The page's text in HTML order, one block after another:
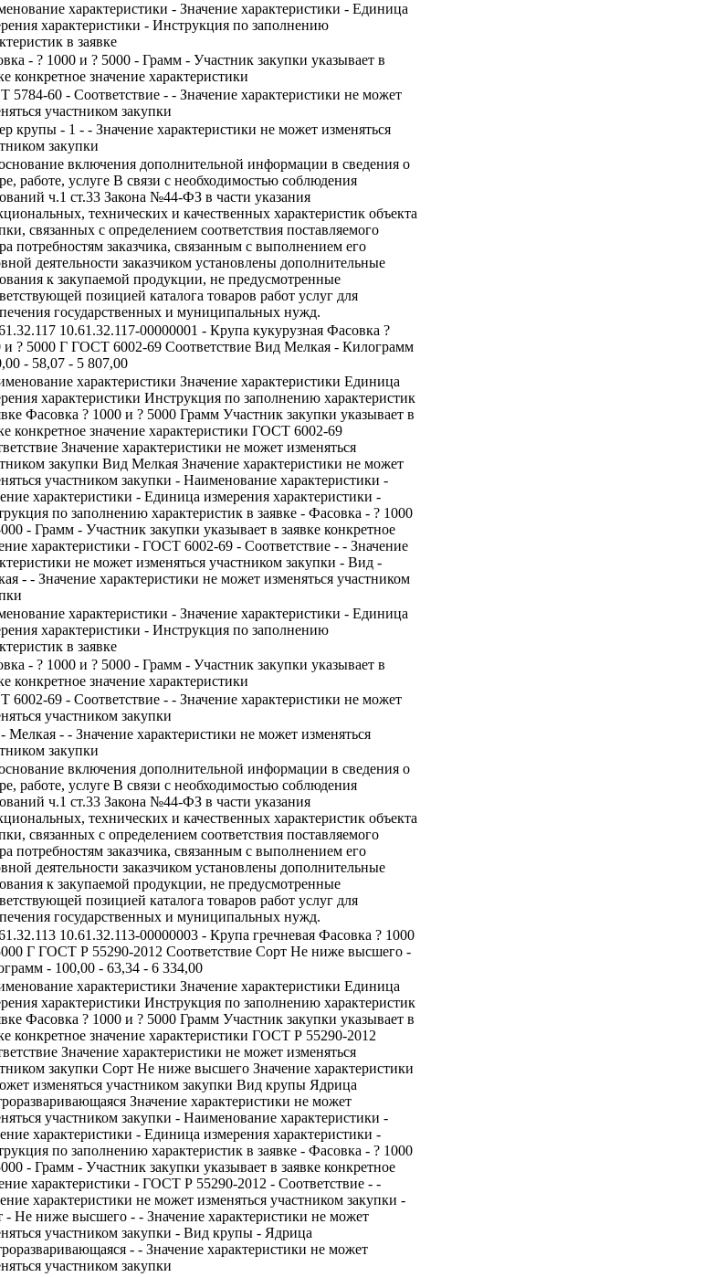
характеристики - Значение характеристики - Единица
характеристики - Инструкция по заполнению
в заявке
- ? 1000 и ? 5000 - Грамм - Участник закупки указывает в
конкретное значение характеристики
5784-60 - Соответствие - - Значение характеристики не может
участником закупки
крупы - 1 - - Значение характеристики не может изменяться
закупки
включения дополнительной информации в сведения о
работе, услуге В связи с необходимостью соблюдения
ч.1 ст.33 Закона №44-ФЗ в части указания
технических и качественных характеристик объекта
связанных с определением соответствия поставляемого
потребностям заказчика, связанным с выполнением его
деятельности заказчиком установлены дополнительные
к закупаемой продукции, не предусмотренные
позицией каталога товаров работ услуг для
государственных и муниципальных нужд.
10.61.32.117-00000001 - Крупа кукурузная Фасовка ?
и ? 5000 Г ГОСТ 6002-69 Соответствие Вид Мелкая - Килограмм
- 58,07 - 5 807,00
характеристики Значение характеристики Единица
характеристики Инструкция по заполнению характеристик
Фасовка ? 1000 и ? 5000 Грамм Участник закупки указывает в
конкретное значение характеристики ГОСТ 6002-69
Значение характеристики не может изменяться
закупки Вид Мелкая Значение характеристики не может
участником закупки - Наименование характеристики -
характеристики - Единица измерения характеристики -
по заполнению характеристик в заявке - Фасовка - ? 1000
- Грамм - Участник закупки указывает в заявке конкретное
характеристики - ГОСТ 6002-69 - Соответствие - - Значение
не может изменяться участником закупки - Вид -
- - Значение характеристики не может изменяться участником
характеристики - Значение характеристики - Единица
характеристики - Инструкция по заполнению
в заявке
- ? 1000 и ? 5000 - Грамм - Участник закупки указывает в
конкретное значение характеристики
6002-69 - Соответствие - - Значение характеристики не может
участником закупки
Мелкая - - Значение характеристики не может изменяться
закупки
включения дополнительной информации в сведения о
работе, услуге В связи с необходимостью соблюдения
ч.1 ст.33 Закона №44-ФЗ в части указания
технических и качественных характеристик объекта
связанных с определением соответствия поставляемого
потребностям заказчика, связанным с выполнением его
деятельности заказчиком установлены дополнительные
к закупаемой продукции, не предусмотренные
позицией каталога товаров работ услуг для
государственных и муниципальных нужд.
10.61.32.113-00000003 - Крупа гречневая Фасовка ? 1000
Г ГОСТ Р 55290-2012 Соответствие Сорт Не ниже высшего -
- 100,00 - 63,34 - 6 334,00
характеристики Значение характеристики Единица
характеристики Инструкция по заполнению характеристик
Фасовка ? 1000 и ? 5000 Грамм Участник закупки указывает в
конкретное значение характеристики ГОСТ Р 55290-2012
Значение характеристики не может изменяться
закупки Сорт Не ниже высшего Значение характеристики
изменяться участником закупки Вид крупы Ядрица
Значение характеристики не может
участником закупки - Наименование характеристики -
характеристики - Единица измерения характеристики -
по заполнению характеристик в заявке - Фасовка - ? 1000
- Грамм - Участник закупки указывает в заявке конкретное
характеристики - ГОСТ Р 55290-2012 - Соответствие - -
характеристики не может изменяться участником закупки -
- Не ниже высшего - - Значение характеристики не может
участником закупки - Вид крупы - Ядрица
- - Значение характеристики не может
участником закупки